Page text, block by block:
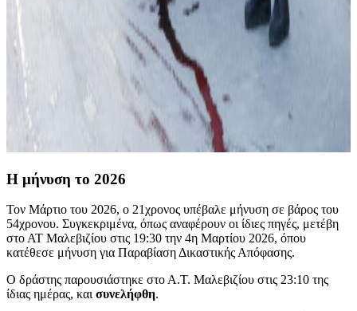
Η μήνυση το 2026
Τον Μάρτιο του 2026, ο 21χρονος υπέβαλε μήνυση σε βάρος του
54χρονου. Συγκεκριμένα, όπως αναφέρουν οι ίδιες πηγές, μετέβη
στο ΑΤ Μαλεβιζίου στις 19:30 την 4η Μαρτίου 2026, όπου
κατέθεσε μήνυση για Παραβίαση Δικαστικής Απόφασης.
Ο δράστης παρουσιάστηκε στο Α.Τ. Μαλεβιζίου στις 23:10 της
ίδιας ημέρας, και συνελήφθη.